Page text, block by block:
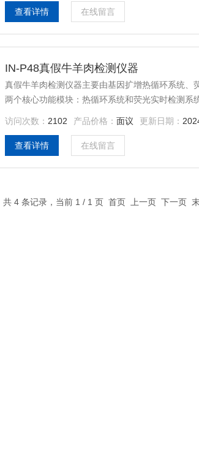
查看详情 在线留言
IN-P48真假牛羊肉检测仪器
真假牛羊肉检测仪器主要由基因扩增热循环系统
两个核心功能模块：热循环系统和荧光实时检测系统
访问次数： 2102 产品价格： 面议 更新日期：
查看详情 在线留言
共 4 条记录，当前 1 / 1 页 首页 上一页 下一页